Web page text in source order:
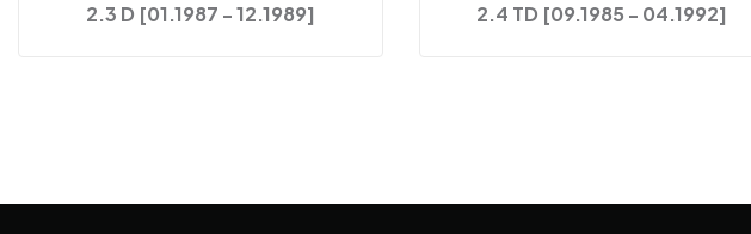
2.3 D [01.1987 - 12.1989]
2.4 TD [09.1985 - 04.1992]